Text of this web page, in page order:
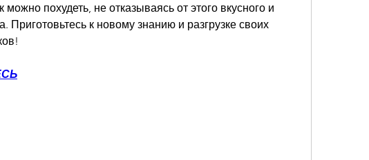
похудеть, не отказываясь от этого вкусного и
Приготовьтесь к новому знанию и разгрузке своих